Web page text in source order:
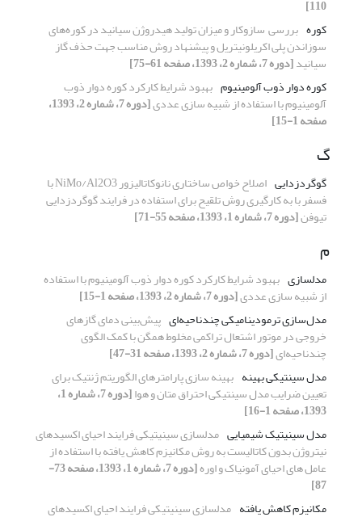
110]
کوره بررسی سازوکار و میزان تولید هیدروژن سیانید در کوره‌های
سوزاندن پلی اکریلونیتریل و پیشنهاد روش مناسب جهت حذف گاز
سیانید[دوره 7، شماره 2، 1393، صفحه 61-75]
کوره دوار ذوب آلومینیوم بهبود شرایط کارکرد کوره دوار ذوب
آلومینیوم با استفاده از شبیه‏ سازی عددی [دوره 7، شماره 2، 1393،
صفحه 1-15]
گ
گوگردزدایی اصلاح خواص ساختاری نانوکاتالیزور NiMo/Al2O3 با
فسفر با به­ کارگیری روش تلقیح برای استفاده در فرایند گوگردزدایی
تیوفن[دوره 7، شماره 1، 1393، صفحه 55-71]
م
مدل‎سازی بهبود شرایط کارکرد کوره دوار ذوب آلومینیوم با استفاده
از شبیه‏ سازی عددی[دوره 7، شماره 2، 1393، صفحه 1-15]
مدل‌سازی ترمودینامیکی چندناحیه‌ای پیش‌بینی دمای گازهای
خروجی در موتور اشتعال تراکمی مخلوط همگن با کمک الگوی
چند‌ناحیه‌ای[دوره 7، شماره 2، 1393، صفحه 31-47]
مدل سینتیکی بهینه بهینه سازی پارامترهای الگوریتم ژنتیک برای
تعیین ضرایب مدل سینتیکی احتراق متان و هوا [دوره 7، شماره 1،
1393، صفحه 1-16]
مدل سینیتیک شیمیایی مدل­سازی سینیتیکی فرایند احیای اکسیدهای
نیتروژن بدون کاتالیست به­ روش مکانیزم کاهش ­یافته با استفاده از
عامل­ های احیای آمونیاک و اوره [دوره 7، شماره 1، 1393، صفحه 73-
87]
مکانیزم کاهش­ یافته مدل­سازی سینیتیکی فرایند احیای اکسیدهای